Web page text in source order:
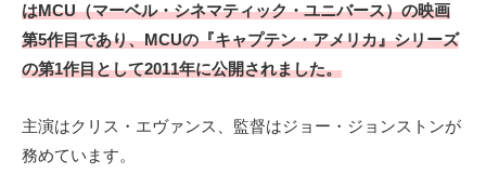
はMCU（マーベル・シネマティック・ユニバース）の映画
第5作目であり、MCUの『キャプテン・アメリカ』シリーズ
の第1作目として2011年に公開されました。
主演はクリス・エヴァンス、監督はジョー・ジョンストンが
務めています。